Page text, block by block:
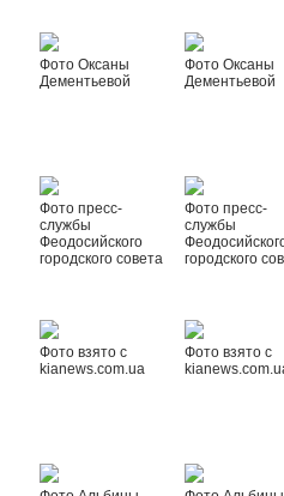
Фото Оксаны
Дементьевой
Фото Оксаны
Дементьевой
Фото пресс-
службы
Феодосийского
городского совета
Фото пресс-
службы
городского
Фото взято с
kianews.com.ua
Фото взято с